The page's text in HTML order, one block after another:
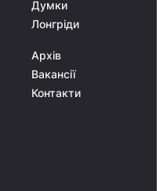
Думки
Лонгріди
Архів
Вакансії
Контакти